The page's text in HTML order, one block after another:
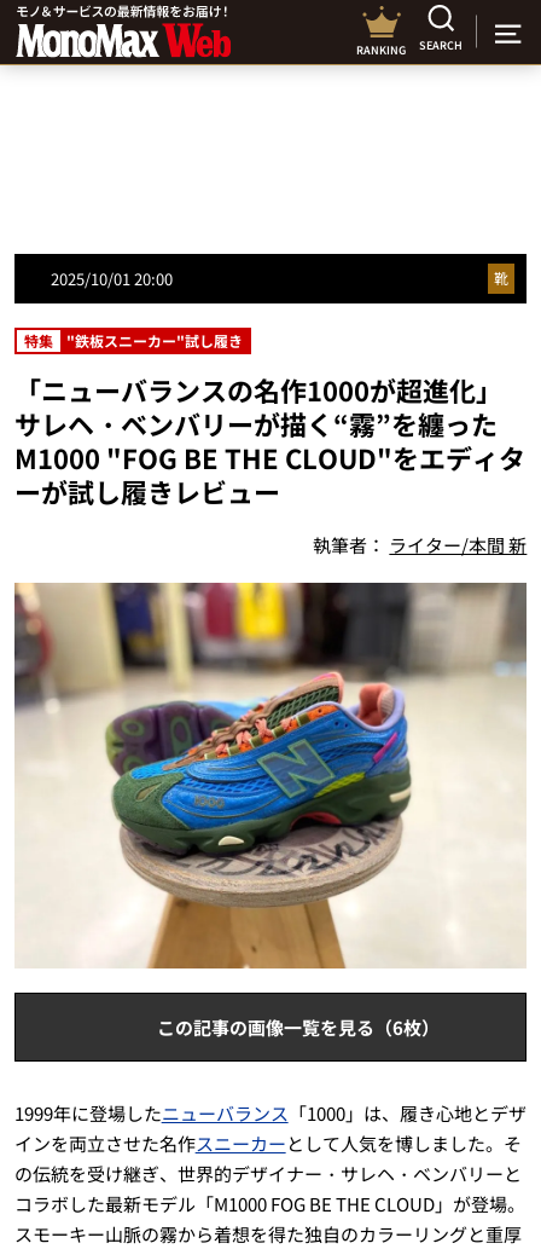
RANKING SEARCH
2025/10/01 20:00 靴
特集 "鉄板スニーカー"試し履き
「ニューバランスの名作1000が超進化」
サレヘ・ベンバリーが描く“霧”を纏った
M1000 "FOG BE THE CLOUD"をエディタ
ーが試し履きレビュー
執筆者： ライター/本間 新
この記事の画像一覧を見る（6枚）
1999年に登場したニューバランス 「1000」は、履き心地とデザ
インを両立させた名作スニーカーとして人気を博しました。そ
の伝統を受け継ぎ、世界的デザイナー・サレヘ・ベンバリーと
コラボした最新モデル「M1000 FOG BE THE CLOUD」が登場。
スモーキー山脈の霧から着想を得た独自のカラーリングと重厚